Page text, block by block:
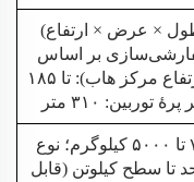
× عرض × ارتفاع)
بر اساس
توان؛ نوع دریایی (ارتفاع مرکز هاب): تا ۱۸۵
۳۱۰ متر
نوع خشکی‌گیر: ۷۲ تا ۵۰۰۰ کیلوگرم؛ نوع
تا سطح کیلوتن (قابل